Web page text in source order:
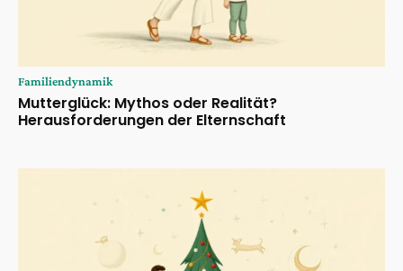
Familiendynamik
Mutterglück: Mythos oder Realität?
Herausforderungen der Elternschaft